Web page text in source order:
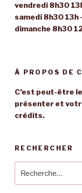
vendredi 8h30
samedi 8h30 13h
dimanche 8h30
À PROPOS DE
C’est peut-être
présenter et
crédits.
RECHERCHER
pour